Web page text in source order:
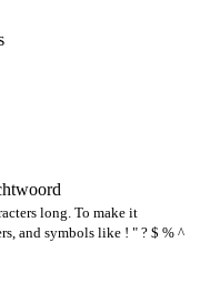
long. To make it
and symbols like ! " ? $ % ^